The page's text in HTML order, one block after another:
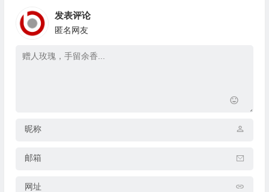
发表评论
匿名网友
昵称
邮箱
网址